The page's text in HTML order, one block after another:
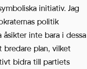
initiativ. Jag
politik
inte bara i dessa
bredare plan, vilket
bidra till partiets